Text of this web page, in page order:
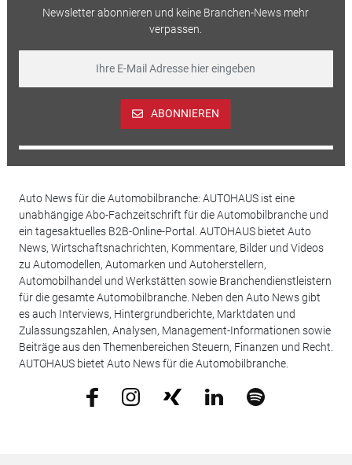
Newsletter abonnieren und keine Branchen-News mehr
verpassen.
ABONNIEREN
Auto News für die Automobilbranche: AUTOHAUS ist eine
unabhängige Abo-Fachzeitschrift für die Automobilbranche und
ein tagesaktuelles B2B-Online-Portal. AUTOHAUS bietet Auto
News, Wirtschaftsnachrichten, Kommentare, Bilder und Videos
zu Automodellen, Automarken und Autoherstellern,
Automobilhandel und Werkstätten sowie Branchendienstleistern
für die gesamte Automobilbranche. Neben den Auto News gibt
es auch Interviews, Hintergrundberichte, Marktdaten und
Zulassungszahlen, Analysen, Management-Informationen sowie
Beiträge aus den Themenbereichen Steuern, Finanzen und Recht.
AUTOHAUS bietet Auto News für die Automobilbranche.